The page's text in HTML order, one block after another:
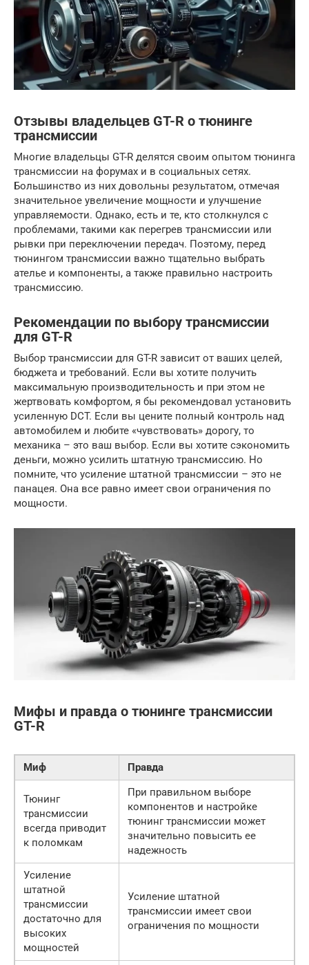
Отзывы владельцев GT-R о тюнинге
трансмиссии
Многие владельцы GT-R делятся своим опытом тюнинга
трансмиссии на форумах и в социальных сетях.
Большинство из них довольны результатом, отмечая
значительное увеличение мощности и улучшение
управляемости. Однако, есть и те, кто столкнулся с
проблемами, такими как перегрев трансмиссии или
рывки при переключении передач. Поэтому, перед
тюнингом трансмиссии важно тщательно выбрать
ателье и компоненты, а также правильно настроить
трансмиссию.
Рекомендации по выбору трансмиссии
для GT-R
Выбор трансмиссии для GT-R зависит от ваших целей,
бюджета и требований. Если вы хотите получить
максимальную производительность и при этом не
жертвовать комфортом, я бы рекомендовал установить
усиленную DCT. Если вы цените полный контроль над
автомобилем и любите «чувствовать» дорогу, то
механика – это ваш выбор. Если вы хотите сэкономить
деньги, можно усилить штатную трансмиссию. Но
помните, что усиление штатной трансмиссии – это не
панацея. Она все равно имеет свои ограничения по
мощности.
Мифы и правда о тюнинге трансмиссии
GT-R
Миф Правда
Тюнинг
трансмиссии
всегда приводит
к поломкам
При правильном выборе
компонентов и настройке
тюнинг трансмиссии может
значительно повысить ее
надежность
Усиление
штатной
трансмиссии
достаточно для
высоких
мощностей
Усиление штатной
трансмиссии имеет свои
ограничения по мощности